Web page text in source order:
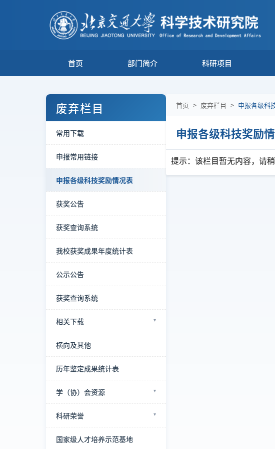
首页 部门简介 科研项目
废弃栏目
常用下载
申报常用链接
申报各级科技奖励情况表
获奖公告
获奖查询系统
我校获奖成果年度统计表
公示公告
获奖查询系统
相关下载
横向及其他
历年鉴定成果统计表
学（协）会资源
科研荣誉
国家级人才培养示范基地
首页 > 废弃栏目 > 申报各级科
申报各级科技奖励
提示：该栏目暂无内容，请稍